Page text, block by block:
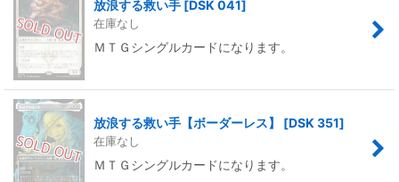
放浪する救い手 [DSK 041]
在庫なし
ＭＴＧシングルカードになります。
放浪する救い手【ボーダーレス】 [DSK 351]
在庫なし
ＭＴＧシングルカードになります。